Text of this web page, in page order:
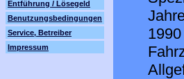
Entführung / Lösegeld
Benutzungsbedingungen
Service, Betreiber
Impressum